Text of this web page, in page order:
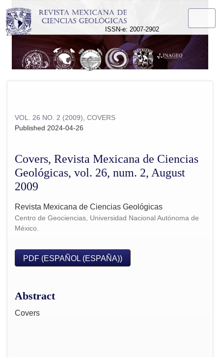
ISSN-e: 2007-2902
VOL. 26 NO. 2 (2009) COVERS
Covers, Revista Mexicana de Ciencias
Geológicas, vol. 26, num. 2, August
2009
Published 2024-04-26
Revista Mexicana de Ciencias Geológicas
Centro de Geociencias, Universidad Nacional Autónoma de
México.
PDF (ESPAÑOL (ESPAÑA))
Abstract
Covers